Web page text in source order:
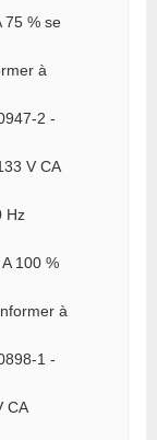
75 % se
à
2 -
V CA
Hz
100 %
à
1 -
CA